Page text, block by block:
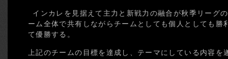
インカレを見据えて主力と新戦力の融合が秋季リーグ
ーム全体で共有しながらチームとしても個人としても勝
て優勝する。
上記のチームの目標を達成し、テーマにしている内容を